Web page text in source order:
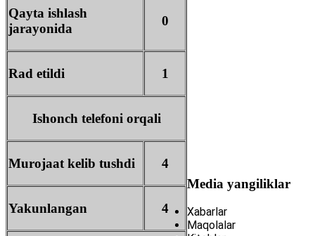
Qayta ishlash
jarayonida
0
Rad etildi 1
Ishonch telefoni orqali
Murojaat kelib tushdi 4
Yakunlangan 4
Media yangiliklar
Xabarlar
Maqolalar